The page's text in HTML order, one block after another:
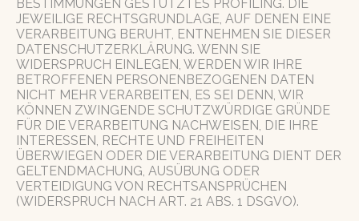
BESTIMMUNGEN GESTÜTZTES PROFILING. DIE
JEWEILIGE RECHTSGRUNDLAGE, AUF DENEN EINE
VERARBEITUNG BERUHT, ENTNEHMEN SIE DIESER
DATENSCHUTZERKLÄRUNG. WENN SIE
WIDERSPRUCH EINLEGEN, WERDEN WIR IHRE
BETROFFENEN PERSONENBEZOGENEN DATEN
NICHT MEHR VERARBEITEN, ES SEI DENN, WIR
KÖNNEN ZWINGENDE SCHUTZWÜRDIGE GRÜNDE
FÜR DIE VERARBEITUNG NACHWEISEN, DIE IHRE
INTERESSEN, RECHTE UND FREIHEITEN
ÜBERWIEGEN ODER DIE VERARBEITUNG DIENT DER
GELTENDMACHUNG, AUSÜBUNG ODER
VERTEIDIGUNG VON RECHTSANSPRÜCHEN
(WIDERSPRUCH NACH ART. 21 ABS. 1 DSGVO).